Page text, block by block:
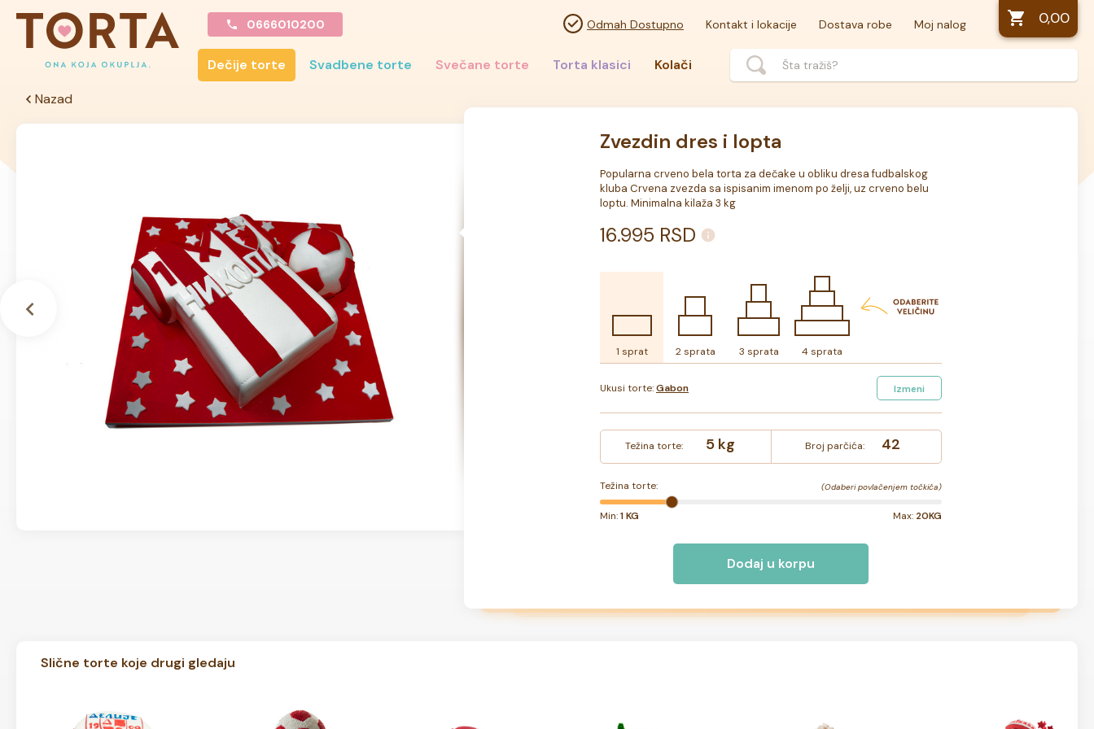
0666010200 Odmah Dostupno Kontakt i lokacije Dostava robe Moj nalog 0,00
Dečije torte Svadbene torte Svečane torte Torta klasici
Kolači
Nazad
Zvezdin dres i lopta
Popularna crveno bela torta za dečake u obliku dresa fudbalskog
kluba Crvena zvezda sa ispisanim imenom po želji, uz crveno belu
loptu. Minimalna kilaža 3 kg
16.995 RSD
1 sprat 2 sprata 3 sprata 4 sprata
Ukusi torte:Gabon Izmeni
Težina torte: 5 kg Broj parčića: 42
Težina torte: (Odaberi povlačenjem točkića)
Min:1 KG Max: 20KG
Dodaj u korpu
Slične torte koje drugi gledaju